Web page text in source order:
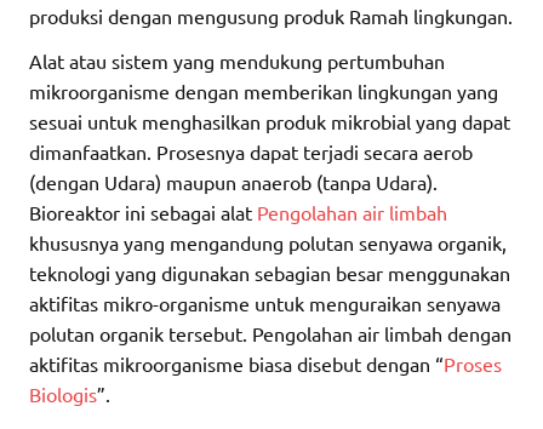
produksi dengan mengusung produk Ramah lingkungan.
Alat atau sistem yang mendukung pertumbuhan
mikroorganisme dengan memberikan lingkungan yang
sesuai untuk menghasilkan produk mikrobial yang dapat
dimanfaatkan. Prosesnya dapat terjadi secara aerob
(dengan Udara) maupun anaerob (tanpa Udara).
Bioreaktor ini sebagai alat Pengolahan air limbah
khususnya yang mengandung polutan senyawa organik,
teknologi yang digunakan sebagian besar menggunakan
aktifitas mikro-organisme untuk menguraikan senyawa
polutan organik tersebut. Pengolahan air limbah dengan
aktifitas mikroorganisme biasa disebut dengan “Proses
Biologis”.